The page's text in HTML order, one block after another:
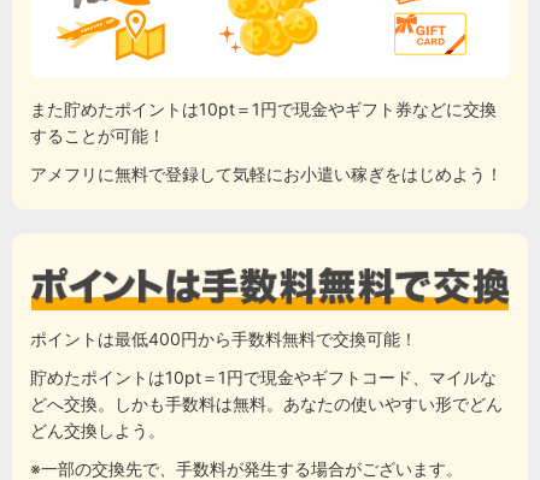
また貯めたポイントは10pt＝1円で現金やギフト券などに交換
することが可能！
アメフリに無料で登録して気軽にお小遣い稼ぎをはじめよう！
ポイントは最低400円から手数料無料で交換可能！
貯めたポイントは10pt＝1円で現金やギフトコード、マイルな
どへ交換。しかも手数料は無料。あなたの使いやすい形でどん
どん交換しよう。
※一部の交換先で、手数料が発生する場合がございます。